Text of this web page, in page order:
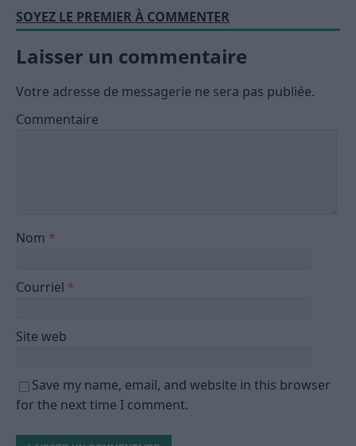
SOYEZ LE PREMIER À COMMENTER
Laisser un commentaire
Votre adresse de messagerie ne sera pas publiée.
Commentaire
Nom *
Courriel *
Site web
Save my name, email, and website in this browser
for the next time I comment.